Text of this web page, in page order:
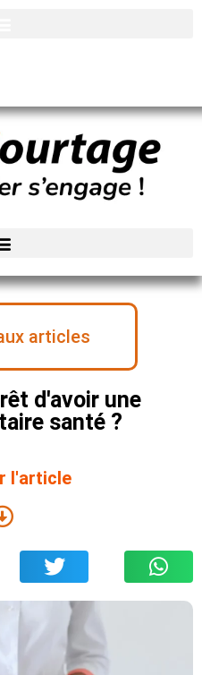
articles
d'avoir une
santé ?
l'article